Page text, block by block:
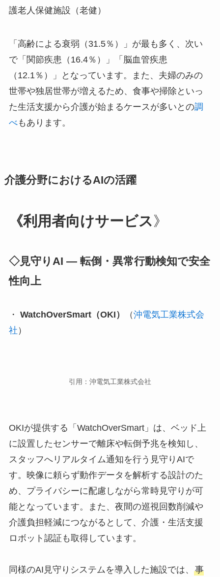
護老人保健施設（老健）
「高齢による衰弱（31.5％）」が最も多く、次い
で「関節疾患（16.4％）」「脳血管疾患
（12.1％）」となっています。また、夫婦のみの
世帯や独居世帯が増えるため、食事や掃除といっ
た生活支援から介護が始まるケースが多いとの調
べもあります。
介護分野におけるAIの活躍
《利用者向けサービス》
◇見守りAI ― 転倒・異常行動検知で安全
性向上
・ WatchOverSmart（OKI） （沖電気工業株式会
社 ）
引用：沖電気工業株式会社
OKIが提供する「WatchOverSmart」は、ベッド上
に設置したセンサーで離床や転倒予兆を検知し、
スタッフへリアルタイム通知を行う見守りAIで
す。映像に頼らず動作データを解析する設計のた
め、プライバシーに配慮しながら常時見守りが可
能となっています。また、夜間の巡視回数削減や
介護負担軽減につながるとして、介護・生活支援
ロボット認証も取得しています。
同様のAI見守りシステムを導入した施設では、 事